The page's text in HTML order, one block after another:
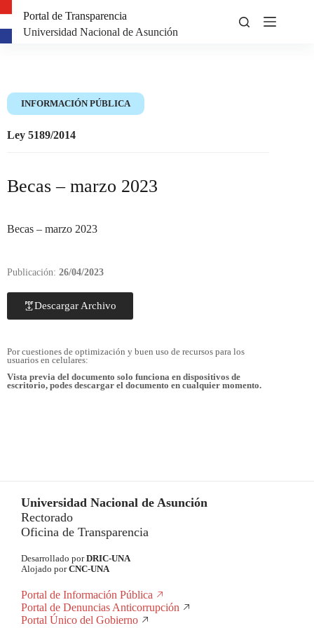
Portal de Transparencia
Universidad Nacional de Asunción
INFORMACIÓN PÚBLICA
Ley 5189/2014
Becas – marzo 2023
Becas – marzo 2023
Publicación: 26/04/2023
Descargar Archivo
Por cuestiones de optimización y buen uso de recursos para los
usuarios en celulares:
Vista previa del documento solo funciona en dispositivos de
escritorio, podes descargar el documento en cualquier momento.
Universidad Nacional de Asunción
Rectorado
Oficina de Transparencia
Desarrollado porDRIC-UNA
Alojado porCNC-UNA
Portal de Información Pública
Portal de Denuncias Anticorrupción
Portal Único del Gobierno